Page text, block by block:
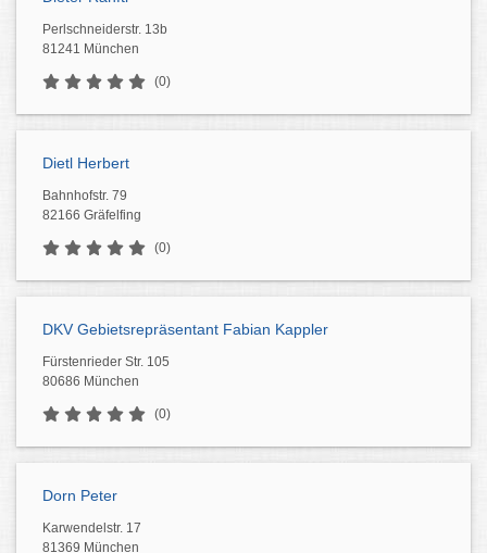
Perlschneiderstr. 13b
81241 München
(0)
Dietl Herbert
Bahnhofstr. 79
82166 Gräfelfing
(0)
DKV Gebietsrepräsentant Fabian Kappler
Fürstenrieder Str. 105
80686 München
(0)
Dorn Peter
Karwendelstr. 17
81369 München